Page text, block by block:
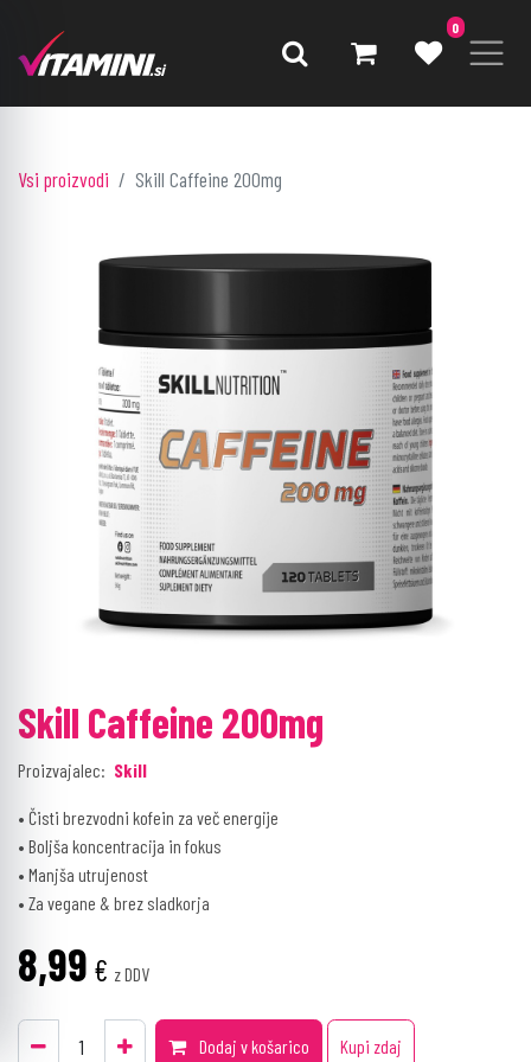
0
Vsi proizvodi Skill Caffeine 200mg
Skill Caffeine 200mg
Proizvajalec: Skill
• Čisti brezvodni kofein za več energije
• Boljša koncentracija in fokus
• Manjša utrujenost
• Za vegane & brez sladkorja
8,99 € z DDV
Dodaj v košarico Kupi zdaj